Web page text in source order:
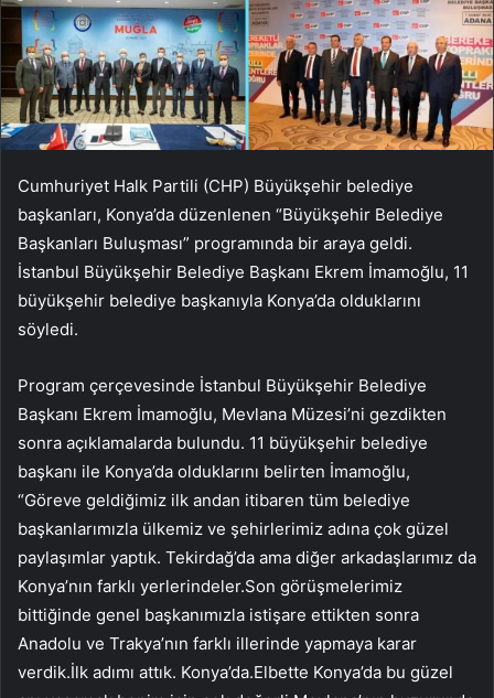
Cumhuriyet Halk Partili (CHP) Büyükşehir belediye
başkanları, Konya’da düzenlenen “Büyükşehir Belediye
Başkanları Buluşması” programında bir araya geldi.
İstanbul Büyükşehir Belediye Başkanı Ekrem İmamoğlu, 11
büyükşehir belediye başkanıyla Konya’da olduklarını
söyledi.
Program çerçevesinde İstanbul Büyükşehir Belediye
Başkanı Ekrem İmamoğlu, Mevlana Müzesi’ni gezdikten
sonra açıklamalarda bulundu. 11 büyükşehir belediye
başkanı ile Konya’da olduklarını belirten İmamoğlu,
“Göreve geldiğimiz ilk andan itibaren tüm belediye
başkanlarımızla ülkemiz ve şehirlerimiz adına çok güzel
paylaşımlar yaptık. Tekirdağ’da ama diğer arkadaşlarımız da
Konya’nın farklı yerlerindeler.Son görüşmelerimiz
bittiğinde genel başkanımızla istişare ettikten sonra
Anadolu ve Trakya’nın farklı illerinde yapmaya karar
verdik.İlk adımı attık. Konya’da.Elbette Konya’da bu güzel